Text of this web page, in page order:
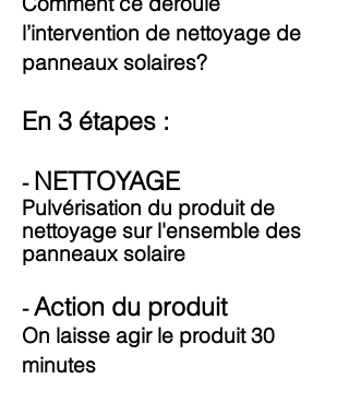
l’intervention de nettoyage de
panneaux solaires?
En 3 étapes :
- NETTOYAGE
Pulvérisation du produitde
nettoyage sur l'ensemble des
panneaux solaire
-Action du produit
On laisse agir le produit 30
minutes